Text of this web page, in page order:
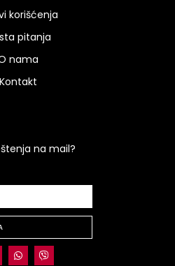
korišćenja
pitanja
nama
Kontakt
na mail?